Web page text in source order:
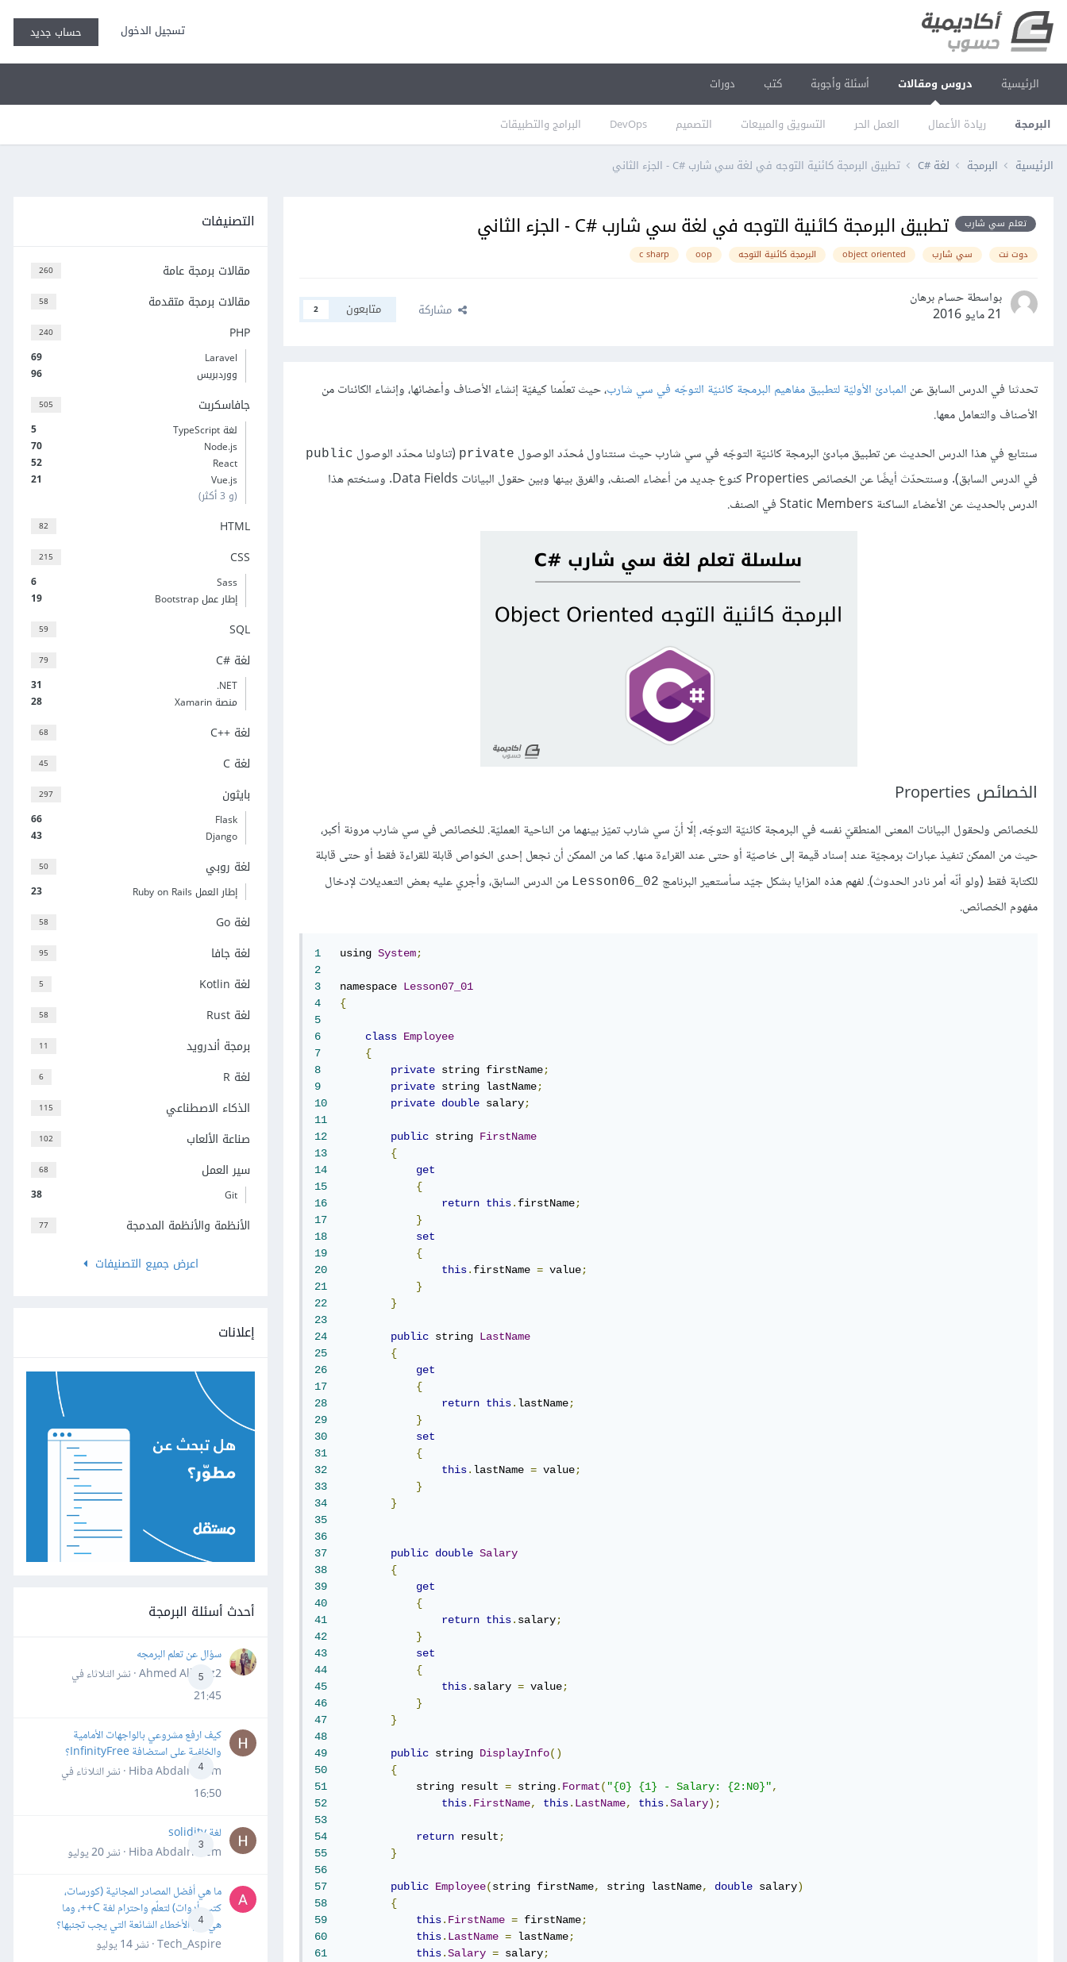
تسجيل الدخول حساب جديد
الرئيسية دروس ومقالات
البرمجة ريادة الأعمال العمل الحر التسويق والمبيعات التصميم DevOps البرامج والتطبيقات
أسئلة وأجوبة كتب دورات
الرئيسية البرمجة لغة C#‎ تطبيق البرمجة كائنية التوجه في لغة سي شارب #C - الجزء الثاني
تعلم سي شارب تطبيق البرمجة كائنية التوجه في لغة سي شارب #C - الجزء الثاني
دوت نت سي شارب object oriented البرمجة كائنية التوجه oop
c sharp
بواسطة حسام برهان
21 مايو 2016
مشاركة متابعون 2
تحدثنا في الدرس السابق عن المبادئ الأوليّة لتطبيق مفاهيم البرمجة كائنيّة التوجّه في سي شارب، حيث تعلّمنا كيفيّة إنشاء الأصناف وأعضائها، وإنشاء الكائنات من
الأصناف والتعامل معها.
سنتابع في هذا الدرس الحديث عن تطبيق مبادئ البرمجة كائنيّة التوجّه في سي شارب حيث سنتناول مُحدّد الوصول private (تناولنا محدّد الوصول public
في الدرس السابق). وسنتحدّث أيضًا عن الخصائص Properties كنوع جديد من أعضاء الصنف، والفرق بينها وبين حقول البيانات Data Fields. وسنختم هذا
الدرس بالحديث عن الأعضاء الساكنة Static Members في الصنف.
الخصائص Properties
للخصائص ولحقول البيانات المعنى المنطقيّ نفسه في البرمجة كائنيّة التوجّه، إلّا أنّ سي شارب تميّز بينهما من الناحية العمليّة. للخصائص في سي شارب مرونة أكبر،
حيث من الممكن تنفيذ عبارات برمجيّة عند إسناد قيمة إلى خاصيّة أو حتى عند القراءة منها. كما من الممكن أن نجعل إحدى الخواص قابلة للقراءة فقط أو حتى قابلة
للكتابة فقط (ولو أنّه أمر نادر الحدوث). لفهم هذه المزايا بشكل جيّد سأستعير البرنامج Lesson06_02 من الدرس السابق، وأجري عليه بعض التعديلات لإدخال
مفهوم الخصائص.
1
   using
System;
2
3
   namespace
Lesson07_01
4
{
5
6
class Employee
7
{
8
private string firstName;
9
private string lastName;
10
private double salary;
11
12
public string FirstName
13
{
14
get
15
{
16
return this. firstName;
17
}
18
set
19
{
20
this. firstName = value;
21
}
22
}
23
24
public string LastName
25
{
26
get
17
{
28
return this. lastName;
29
}
30
set
31
{
32
this. lastName = value;
33
}
34
}
35
36
37
public double Salary
38
{
39
get
40
{
41
return this. salary;
42
}
43
set
44
{
45
this. salary = value;
46
}
47
}
48
49
public string DisplayInfo()
50
{
51
              string result
= string. Format( "{0} {1} - Salary: {2:N0}",
52
this. FirstName, this. LastName, this.Salary);
53
54
return result ;
55
}
56
57
public Employee(string firstName, string lastName, double salary)
58
{
59
this. FirstName = firstName;
60
this. LastName = lastName;
61
this.Salary = salary;
التصنيفات
260 مقالات برمجة عامة
58 مقالات برمجة متقدمة
240 PHP
69
Laravel
96
ووردبريس
505 جافاسكربت
5
لغة TypeScript
70
Node.js
52
React
21
Vue.js
(و 3 أكثر)
82 HTML
215 CSS
6
Sass
19
إطار عمل Bootstrap
59 SQL
79 لغة C#‎
31
‎.NET
28
منصة Xamarin
68 لغة C++‎
45 لغة C
297 بايثون
66
Flask
43
Django
50 لغة روبي
23 إطار العمل Ruby on Rails
58 لغة Go
95 لغة جافا
5 لغة Kotlin
58 لغة Rust
11 برمجة أندرويد
6 لغة R
115 الذكاء الاصطناعي
102 صناعة الألعاب
68 سير العمل
38 Git
77
الأنظمة والأنظمة المدمجة
اعرض جميع التصنيفات
إعلانات
أحدث أسئلة البرمجة
5
سؤال عن تعلم البرمجه
Ahmed Alhafiz2 · نشر
الثلاثاء في
21:45
4
كيف ارفع مشروعي بالواجهات الأمامية
والخلفية على استضافة InfinityFree؟
Hiba Abdalrheem · نشر
الثلاثاء في
16:50
3
لغة solidity
Hiba Abdalrheem · نشر
20 يوليو
4
ما هي أفضل المصادر المجانية (كورسات،
كتب، أدوات) لتعلّم واحترام لغة C++، وما
هي أهم الأخطاء الشائعة التي يجب تجنبها؟
Tech_Aspire · نشر
14 يوليو